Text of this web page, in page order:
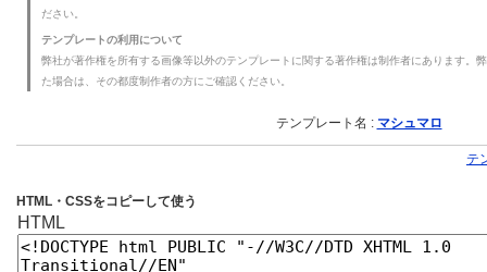
ださい。
テンプレートの利用について
弊社が著作権を所有する画像等以外のテンプレートに関する著作権は制作者にあります。
た場合は、その都度制作者の方にご確認ください。
テンプレート名 : マシュマロ
テ
HTML・CSSをコピーして使う
HTML